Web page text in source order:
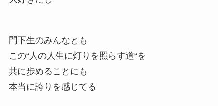
門下生のみんなとも
この“人の人生に灯りを照らす道“を
共に歩めることにも
本当に誇りを感じてる